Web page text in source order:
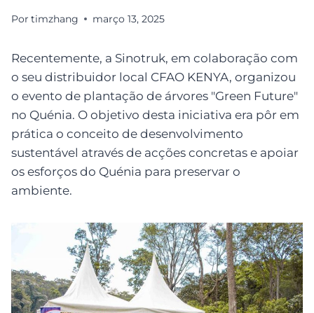
Por timzhang março 13, 2025
Recentemente, a Sinotruk, em colaboração com
o seu distribuidor local CFAO KENYA, organizou
o evento de plantação de árvores "Green Future"
no Quénia. O objetivo desta iniciativa era pôr em
prática o conceito de desenvolvimento
sustentável através de acções concretas e apoiar
os esforços do Quénia para preservar o
ambiente.